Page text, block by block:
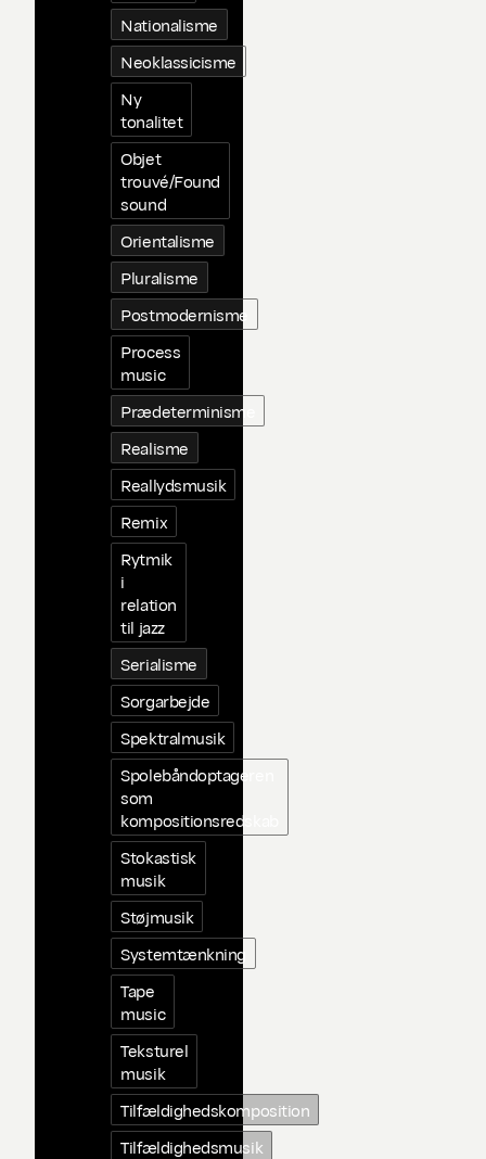
Nationalisme
Neoklassicisme
Ny
tonalitet
Objet
trouvé/Found
sound
Orientalisme
Pluralisme
Postmodernisme
Process
music
Prædeterminisme
Realisme
Reallydsmusik
Remix
Rytmik
i
relation
til jazz
Serialisme
Sorgarbejde
Spektralmusik
Spolebåndoptageren
som
kompositionsredskab
Stokastisk
musik
Støjmusik
Systemtænkning
Tape
music
Teksturel
musik
Tilfældighedskomposition
Tilfældighedsmusik